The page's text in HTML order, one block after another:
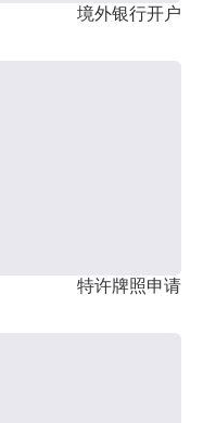
境外银行开户
特许牌照申请